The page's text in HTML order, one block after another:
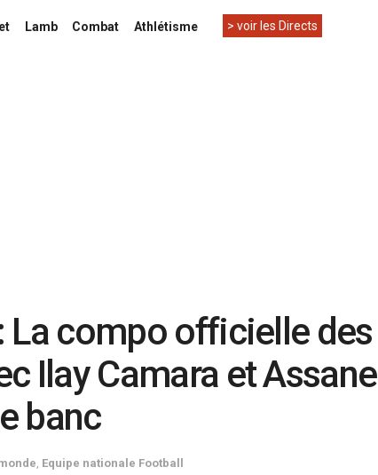
Lamb Combat Athlétisme > voir les Directs
La compo officielle des
Ilay Camara et Assane
banc
Equipe nationale Football